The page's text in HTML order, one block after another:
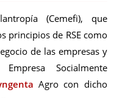
(Cemefi), que
principios de RSE como
de las empresas y
Socialmente
Agro con dicho